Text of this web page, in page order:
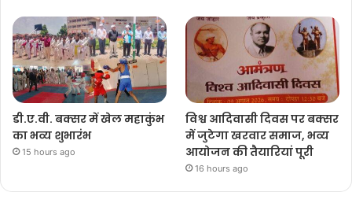
डी.ए.वी. बक्सर में खेल महाकुंभ
का भव्य शुभारंभ
15 hours ago
विश्व आदिवासी दिवस पर बक्सर
में जुटेगा खरवार समाज, भव्य
आयोजन की तैयारियां पूरी
16 hours ago